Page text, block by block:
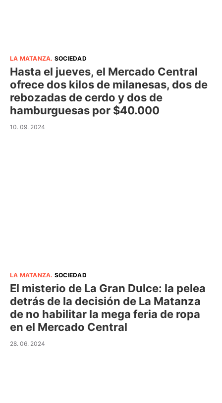
LA MATANZA. SOCIEDAD
Hasta el jueves, el Mercado Central
ofrece dos kilos de milanesas, dos de
rebozadas de cerdo y dos de
hamburguesas por $40.000
10. 09. 2024
LA MATANZA. SOCIEDAD
El misterio de La Gran Dulce: la pelea
detrás de la decisión de La Matanza
de no habilitar la mega feria de ropa
en el Mercado Central
28. 06. 2024